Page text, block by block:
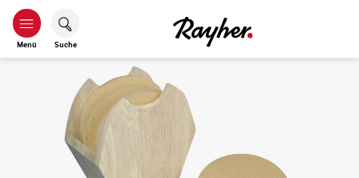
Menü Suche